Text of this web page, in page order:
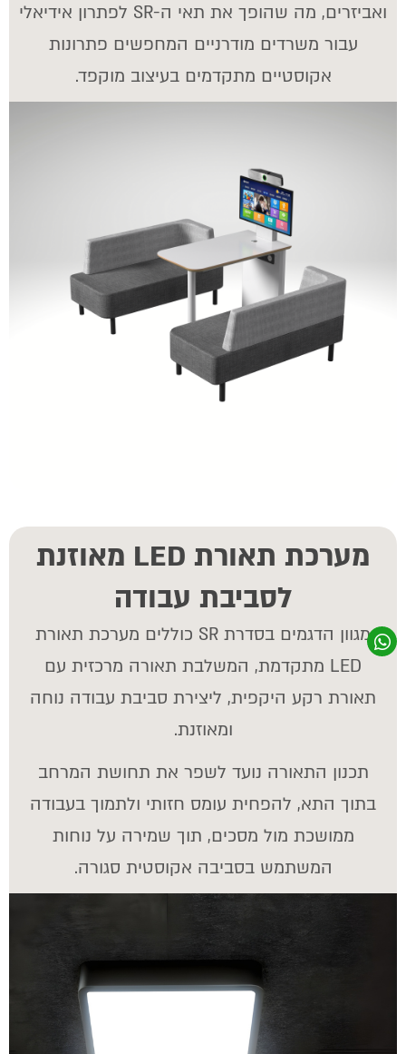
ואביזרים, מה שהופך את תאי ה-SR לפתרון אידיאלי
עבור משרדים מודרניים המחפשים פתרונות
אקוסטיים מתקדמים בעיצוב מוקפד.
מערכת תאורת LED מאוזנת
לסביבת עבודה
מגוון הדגמים בסדרת SR כוללים מערכת תאורת
LED מתקדמת, המשלבת תאורה מרכזית עם
תאורת רקע היקפית, ליצירת סביבת עבודה נוחה
ומאוזנת.
תכנון התאורה נועד לשפר את תחושת המרחב
בתוך התא, להפחית עומס חזותי ולתמוך בעבודה
ממושכת מול מסכים, תוך שמירה על נוחות
המשתמש בסביבה אקוסטית סגורה.